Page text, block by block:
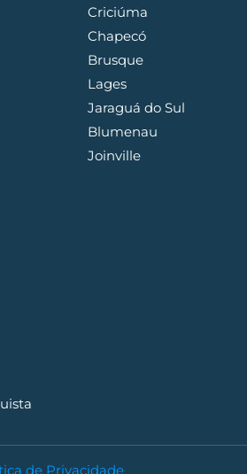
Criciúma
Chapecó
Brusque
Lages
Jaraguá do Sul
Blumenau
Joinville
de Privacidade